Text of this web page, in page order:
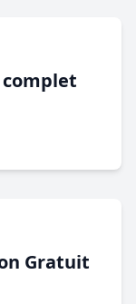
complet
Gratuit